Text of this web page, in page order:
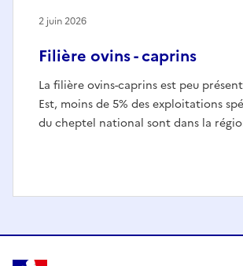
Filière ovins - caprins
La filière ovins-caprins est peu
Est, moins de 5% des exploitations
du cheptel national sont dans la
2 juin 2026